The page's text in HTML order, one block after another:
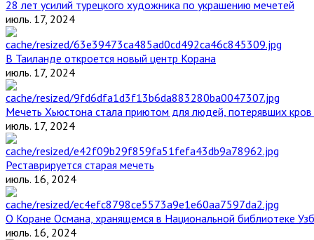
28 лет усилий турецкого художника по украшению мечетей
июль. 17, 2024
В Таиланде откроется новый центр Корана
июль. 17, 2024
Мечеть Хьюстона стала приютом для людей, потерявших кров
июль. 17, 2024
Реставрируется старая мечеть
июль. 16, 2024
О Коране Османа, хранящемся в Национальной библиотеке
июль. 16, 2024